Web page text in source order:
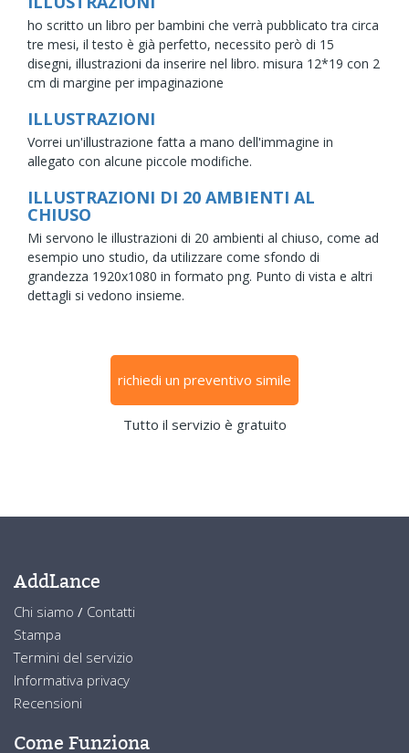
ho scritto un libro per bambini che verrà pubblicato tra circa
tre mesi, il testo è già perfetto, necessito però di 15
disegni, illustrazioni da inserire nel libro. misura 12*19 con 2
cm di margine per impaginazione
ILLUSTRAZIONI
Vorrei un'illustrazione fatta a mano dell'immagine in
allegato con alcune piccole modifiche.
ILLUSTRAZIONI DI 20 AMBIENTI AL
CHIUSO
Mi servono le illustrazioni di 20 ambienti al chiuso, come ad
esempio uno studio, da utilizzare come sfondo di
grandezza 1920x1080 in formato png. Punto di vista e altri
dettagli si vedono insieme.
richiedi un preventivo simile
Tutto il servizio è gratuito
AddLance
Chi siamo / Contatti
Stampa
Termini del servizio
Informativa privacy
Recensioni
Come Funziona